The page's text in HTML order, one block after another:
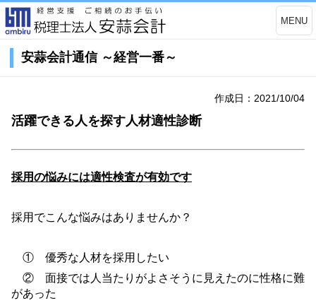
MENU
安蒜会計通信 ～経営一番～
作成日：2021/10/04
活躍できる人を探す人材適性診断
採用の悩みには適性検査が有効です
採用でこんな悩みはありませんか？
① 優秀な人材を採用したい
② 面接では人当たりがよさそうに見えたのに性格に難
があった